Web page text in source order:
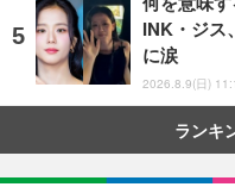
INK・ジス
に涙
2026.8.9(日)
ランキ